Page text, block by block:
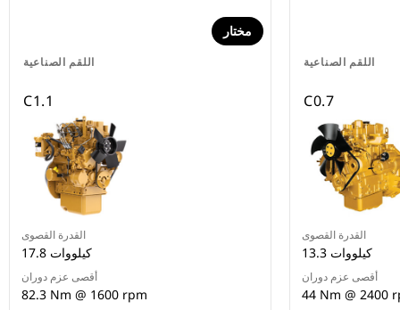
اللقم الصناعية
مختار
C1.1
القدرة القصوى
17.8 كيلووات
أقصى عزم دوران
82.3 Nm @ 1600 rpm
اللقم الصناعية
C0.7
القدرة القصوى
13.3 كيلووات
أقصى عزم دوران
44 Nm @ 2400